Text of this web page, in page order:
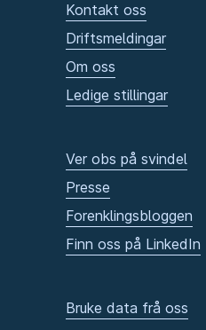
Kontakt oss
Driftsmeldingar
Om oss
Ledige stillingar
Ver obs på svindel
Presse
Forenklingsbloggen
Finn oss på LinkedIn
Bruke data frå oss